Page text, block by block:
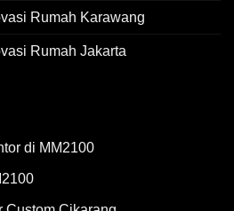
Rumah Karawang
Rumah Jakarta
di MM2100